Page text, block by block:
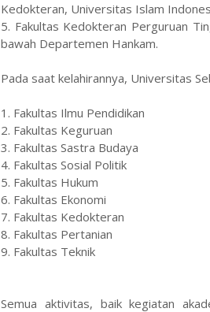
Kedokteran, Universitas Islam
5. Fakultas Kedokteran Perguruan
bawah Departemen Hankam.
Pada saat kelahirannya, Universitas
1. Fakultas Ilmu Pendidikan
2. Fakultas Keguruan
3. Fakultas Sastra Budaya
4. Fakultas Sosial Politik
5. Fakultas Hukum
6. Fakultas Ekonomi
7. Fakultas Kedokteran
8. Fakultas Pertanian
9. Fakultas Teknik
Semua aktivitas, baik kegiatan